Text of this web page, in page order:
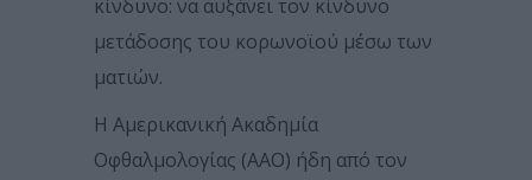
κίνδυνο: να αυξάνει τον κίνδυνο
μετάδοσης του κορωνοϊού μέσω των
ματιών.
Η Αμερικανική Ακαδημία
Οφθαλμολογίας (ΑΑΟ) ήδη από τον